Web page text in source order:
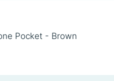
Pocket - Brown